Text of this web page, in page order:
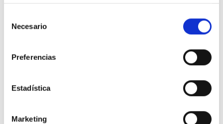
Necesario
Preferencias
Estadística
Marketing
cualquier rincón.
Para que las flores duren perfectas por más tiempo
esponja floral que hay dentro del recipiente de
cerámica. Mantenlas alejadas de fuentes de calor y